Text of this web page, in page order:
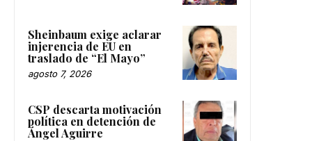
Sheinbaum exige aclarar
injerencia de EU en
traslado de “El Mayo”
agosto 7, 2026
CSP descarta motivación
política en detención de
Ángel Aguirre